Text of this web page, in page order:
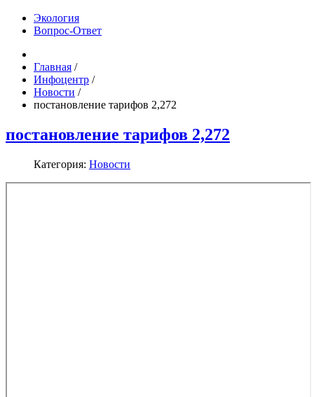
Экология
Вопрос-Ответ
Главная /
Инфоцентр /
Новости /
постановление тарифов 2,272
постановление тарифов 2,272
Категория: Новости